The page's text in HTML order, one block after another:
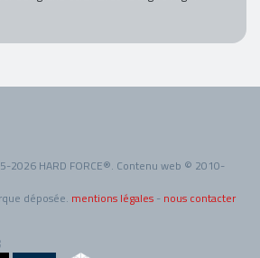
2026 HARD FORCE®. Contenu web © 2010-
déposée. mentions légales - nous contacter